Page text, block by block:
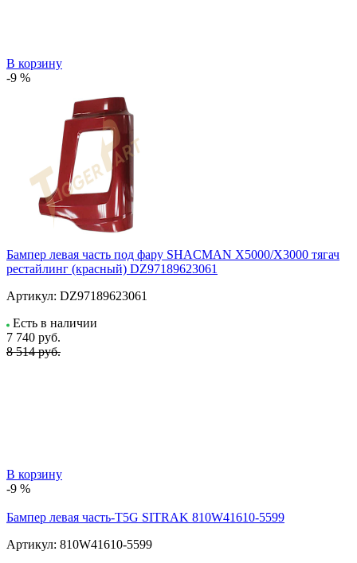
В корзину
-9 %
Бампер левая часть под фару SHACMAN X5000/X3000 тягач
рестайлинг (красный) DZ97189623061
Артикул: DZ97189623061
Есть в наличии
7 740 руб.
8 514 руб.
В корзину
-9 %
Бампер левая часть-T5G SITRAK 810W41610-5599
Артикул: 810W41610-5599